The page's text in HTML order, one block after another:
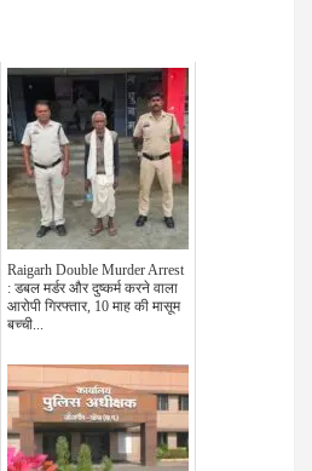
Raigarh Double Murder Arrest
: डबल मर्डर और दुष्कर्म करने वाला
आरोपी गिरफ्तार, 10 माह की मासूम
बच्ची...